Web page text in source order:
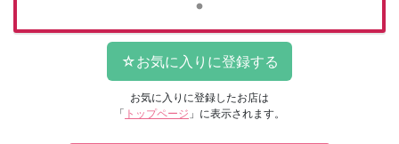
お気に入りに登録したお店は
「 トップページ 」に表示されます。